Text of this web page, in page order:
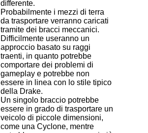
differente.
Probabilmente i mezzi di terra
da trasportare verranno caricati
tramite dei bracci meccanici.
Difficilmente useranno un
approccio basato su raggi
traenti, in quanto potrebbe
comportare dei problemi di
gameplay e potrebbe non
essere in linea con lo stile tipico
della Drake.
Un singolo braccio potrebbe
essere in grado di trasportare un
veicolo di piccole dimensioni,
come una Cyclone, mentre